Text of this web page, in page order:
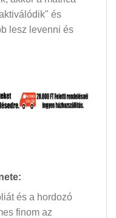
és
lesz levenni és
és a hordozó
finom az